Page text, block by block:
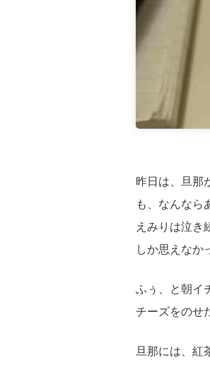
昨日は、旦那
も、なんなら
えみりは泣き
しか思えなか
ふぅ、と朝イ
チーズをのせ
旦那には、紅